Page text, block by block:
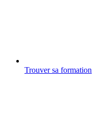
Trouver sa formation